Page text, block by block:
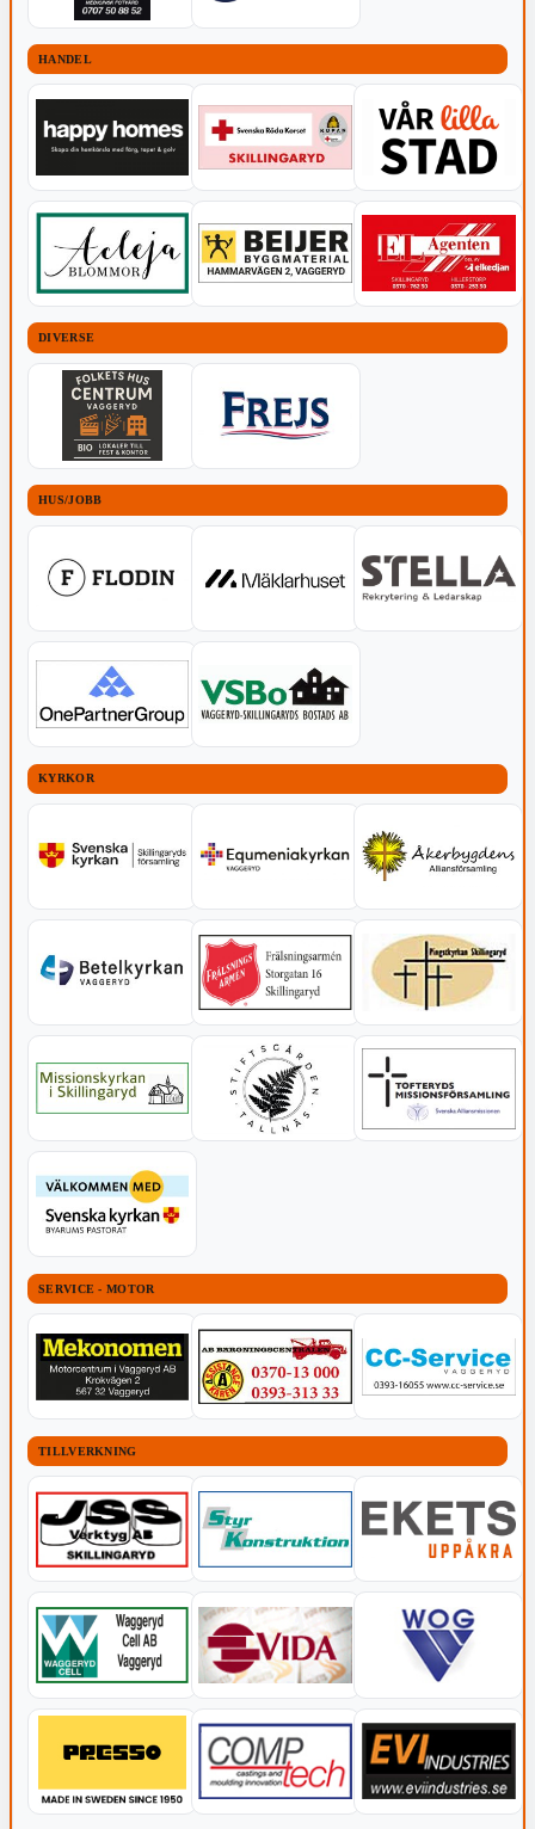
HANDEL
DIVERSE
HUS/JOBB
KYRKOR
SERVICE - MOTOR
TILLVERKNING